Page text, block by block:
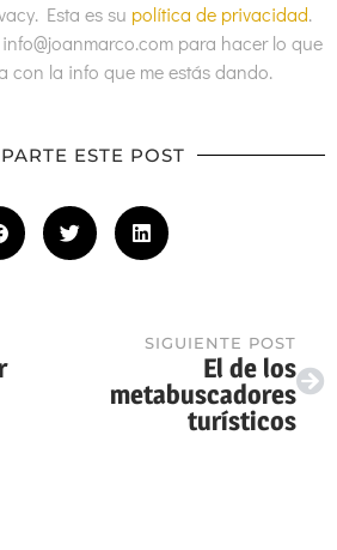
Esta es su política de privacidad.
para hacer lo que
con la info que me estás dando.
ESTE POST
SIGUIENTE POST
El de los
metabuscadores
turísticos